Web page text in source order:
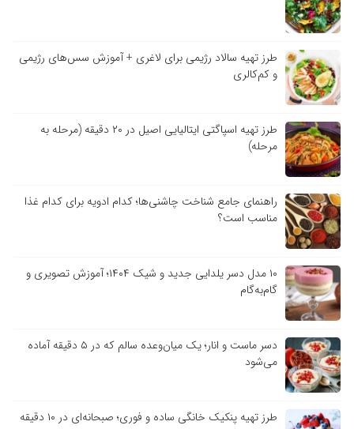
طرز تهیه سالاد رژیمی برای لاغری + آموزش سس‌های رژیمی
و کم‌کالری
طرز تهیه اسپاگتی ایتالیایی اصیل در ۲۰ دقیقه (مرحله به
مرحله)
راهنمای جامع شناخت چاشنی‌ها؛ کدام ادویه برای کدام غذا
مناسب است؟
۱۰ مدل دسر یلدایی جدید و شیک ۱۴۰۴؛ آموزش تصویری و
گام‌به‌گام
دسر ماست و انار؛ یک میان‌وعده سالم که در ۵ دقیقه آماده
می‌شود
طرز تهیه پنکیک خانگی ساده و فوری؛ صبحانه‌ای در ۱۰ دقیقه